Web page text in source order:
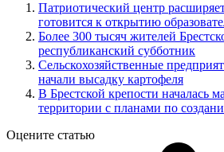
Патриотический центр
готовится к открытию
Более 300 тысяч жителей
республиканский субботник
Сельскохозяйственные
начали высадку картофеля
В Брестской крепости началась
территории с планами по
Оцените статью